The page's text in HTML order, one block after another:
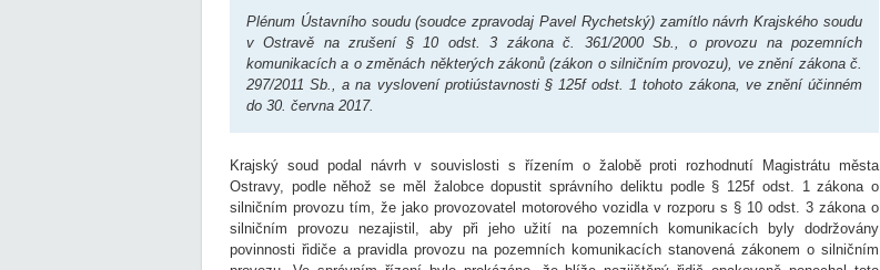
Plénum Ústavního soudu (soudce zpravodaj Pavel Rychetský) zamítlo návrh Krajského soudu
v Ostravě na zrušení § 10 odst. 3 zákona č. 361/2000 Sb., o provozu na pozemních
komunikacích a o změnách některých zákonů (zákon o silničním provozu), ve znění zákona č.
297/2011 Sb., a na vyslovení protiústavnosti § 125f odst. 1 tohoto zákona, ve znění účinném
do 30. června 2017.
Krajský soud podal návrh v souvislosti s řízením o žalobě proti rozhodnutí Magistrátu města
Ostravy, podle něhož se měl žalobce dopustit správního deliktu podle § 125f odst. 1 zákona o
silničním provozu tím, že jako provozovatel motorového vozidla v rozporu s § 10 odst. 3 zákona o
silničním provozu nezajistil, aby při jeho užití na pozemních komunikacích byly dodržovány
povinnosti řidiče a pravidla provozu na pozemních komunikacích stanovená zákonem o silničním